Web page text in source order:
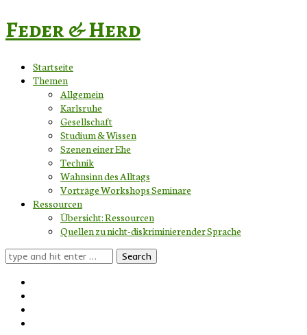
Feder & Herd
Startseite
Themen
Allgemein
Karlsruhe
Gesellschaft
Studium & Wissen
Szenen einer Ehe
Technik
Wahnsinn des Alltags
Vorträge Workshops Seminare
Ressourcen
Übersicht: Ressourcen
Quellen zu nicht-diskriminierender Sprache
Search
for: